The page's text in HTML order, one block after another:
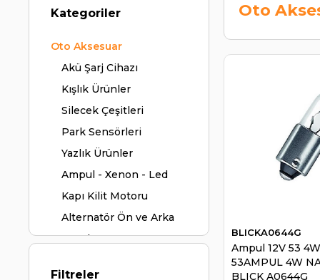
Kategoriler
Oto Aksesuar
Akü Şarj Cihazı
Kışlık Ürünler
Silecek Çeşitleri
Park Sensörleri
Yazlık Ürünler
Ampul - Xenon - Led
Kapı Kilit Motoru
Alternatör Ön ve Arka
Kapak
Filtreler
Oto
Ampul 12V 53
53AMPUL 4W
BLICK A0644G
BLICKA0644G